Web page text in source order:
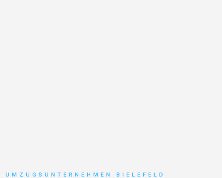
UMZUGSUNTERNEHMEN BIELEFELD